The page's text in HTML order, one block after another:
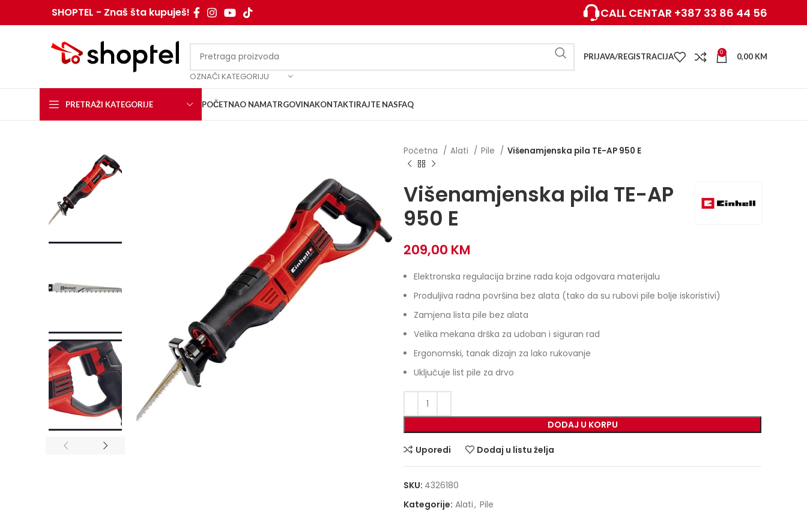
SHOPTEL - Znaš šta kupuješ! CALL CENTAR +387 33 86 44 56
OZNAČI KATEGORIJU
PRIJAVA/REGISTRACIJA 0 0,00 KM
PRETRAŽI KATEGORIJE POČETNAO NAMATRGOVINAKONTAKTIRAJTE NASFAQ
Početna Alati Pile Višenamjenska pila TE-AP 950 E
Višenamjenska pila TE-AP
950 E
209,00 KM
Elektronska regulacija brzine rada koja odgovara materijalu
Produljiva radna površina bez alata (tako da su rubovi pile bolje iskoristivi)
Zamjena lista pile bez alata
Velika mekana drška za udoban i siguran rad
Ergonomski, tanak dizajn za lako rukovanje
Uključuje list pile za drvo
DODAJ U KORPU
Uporedi Dodaj u listu želja
SKU: 4326180
Kategorije: Alati, Pile